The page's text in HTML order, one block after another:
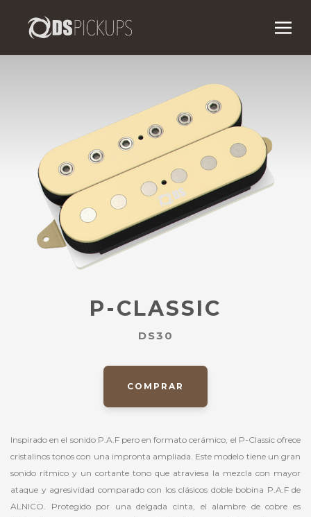
P-CLASSIC
DS30
COMPRAR
Inspirado en el sonido P.A.F pero en formato cerámico, el P-Classic ofrece
cristalinos tonos con una impronta ampliada. Este modelo tiene un gran
sonido rítmico y un cortante tono que atraviesa la mezcla con mayor
ataque y agresividad comparado con los clásicos doble bobina P.A.F de
ALNICO. Protegido por una delgada cinta, el alambre de cobre es